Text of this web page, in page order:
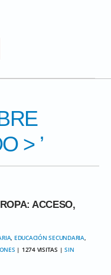
> ’
ACCESO,
, EDUCACIÓN SECUNDARIA,
| 1274 VISITAS | SIN